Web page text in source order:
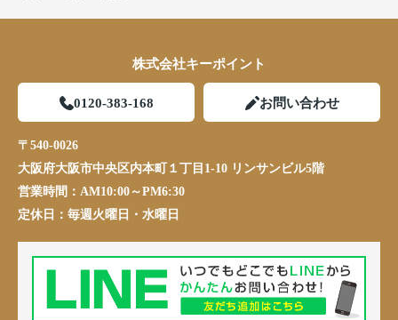
株式会社キーポイント
0120-383-168 お問い合わせ
〒540-0026
大阪府大阪市中央区内本町１丁目1-10 リンサンビル5階
営業時間： AM10:00～PM6:30
定休日： 毎週火曜日・水曜日